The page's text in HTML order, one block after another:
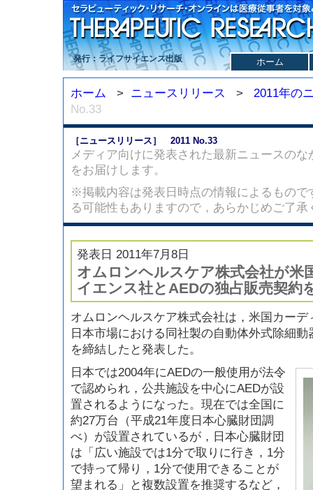
発行：ライフサイエンス出版 ホーム
ホーム > ニュースリリース > 2011年の
No.33
［ニュースリリース］ 2011 No.33
メディア向けに発表された最新ニュースの
をお届けします。
※掲載内容は発表日時点の情報によるもので
る可能性もありますので，あらかじめご了承
発表日 2011年7月8日
オムロンヘルスケア株式会社が米
イエンス社とAEDの独占販売契約
オムロンヘルスケア株式会社は，米国カー
日本市場における同社製の自動体外式除細
を締結したと発表した。
日本では2004年にAEDの一般使用が法令
で認められ，公共施設を中心にAEDが設
置されるようになった。現在では全国に
約27万台（平成21年度日本心臓財団調
べ）が設置されているが，日本心臓財団
は「広い施設では1分で取りに行き，1分
で持って帰り，1分で使用できることが
望まれる」と複数設置を推奨するなど，